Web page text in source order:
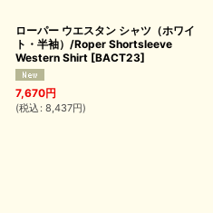
ローパー ウエスタン シャツ（ホワイ
ト・半袖）/Roper Shortsleeve
Western Shirt [BACT23]
7,670円
(税込 : 8,437円)